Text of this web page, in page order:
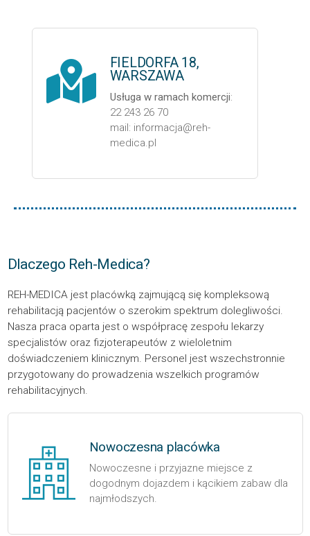
FIELDORFA 18,
WARSZAWA
Usługa w ramach komercji:
22 243 26 70
mail: informacja@reh-
medica.pl
Dlaczego Reh-Medica?
REH-MEDICA jest placówką zajmującą się kompleksową
rehabilitacją pacjentów o szerokim spektrum dolegliwości.
Nasza praca oparta jest o współpracę zespołu lekarzy
specjalistów oraz fizjoterapeutów z wieloletnim
doświadczeniem klinicznym. Personel jest wszechstronnie
przygotowany do prowadzenia wszelkich programów
rehabilitacyjnych.
Nowoczesna placówka
Nowoczesne i przyjazne miejsce z
dogodnym dojazdem i kącikiem zabaw dla
najmłodszych.